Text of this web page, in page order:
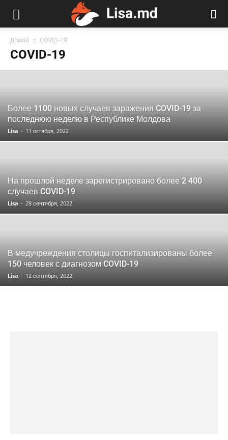
Домой COVID-19
COVID-19
Более 1100 новых случаев заражения COVID-19 за
последнюю неделю в Республике Молдова
Lisa - 11 октября, 2022
На прошлой неделе зарегистрировано более 2 400
случаев COVID-19
Lisa - 28 сентября, 2022
В медучреждения столицы госпитализированы более
150 человек с диагнозом COVID-19
Lisa - 12 сентября, 2022